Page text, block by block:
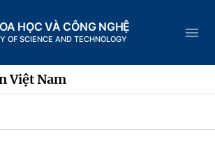
HỌC VÀ CÔNG NGHỆ
OF SCIENCE AND TECHNOLOGY
Việt Nam